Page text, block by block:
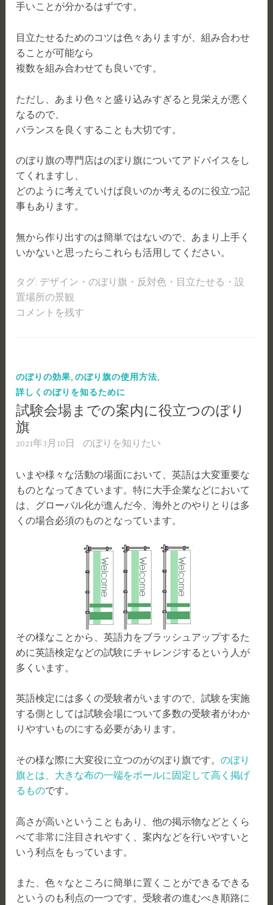
手いことが分かるはずです。
目立たせるためのコツは色々ありますが、組み合わせ
ることが可能なら
複数を組み合わせても良いです。
ただし、あまり色々と盛り込みすぎると見栄えが悪く
なるので、
バランスを良くすることも大切です。
のぼり旗の専門店はのぼり旗についてアドバイスをし
てくれますし、
どのように考えていけば良いのか考えるのに役立つ記
事もあります。
無から作り出すのは簡単ではないので、あまり上手く
いかないと思ったらこれらも活用してください。
タグ: デザイン ・のぼり旗 ・ 反対色 ・ 目立たせる ・設
置場所の景観
コメントを残す
のぼりの効果,のぼり旗の使用方法,
詳しくのぼりを知るために
試験会場までの案内に役立つのぼり
旗
2021年3月10日 のぼりを知りたい
いまや様々な活動の場面において、英語は大変重要な
ものとなってきています。特に大手企業などにおいて
は、グローバル化が進んだ今、海外とのやりとりは多
くの場合必須のものとなっています。
その様なことから、英語力をブラッシュアップするた
めに英語検定などの試験にチャレンジするという人が
多くいます。
英語検定には多くの受験者がいますので、試験を実施
する側としては試験会場について多数の受験者がわか
りやすいものにする必要があります。
その様な際に大変役に立つのがのぼり旗です。のぼり
旗とは、大きな布の一端をポールに固定して高く掲げ
るものです。
高さが高いということもあり、他の掲示物などとくら
べて非常に注目されやすく、案内などを行いやすいと
いう利点をもっています。
また、色々なところに簡単に置くことができるできる
というのも利点の一つです。受験者の進むべき順路に